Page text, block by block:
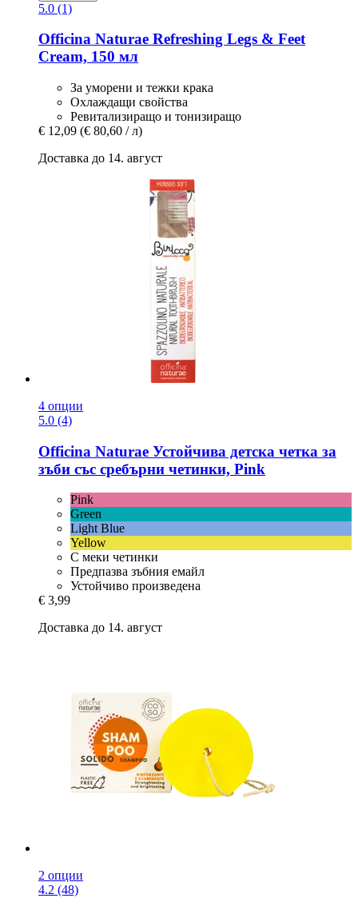
5.0 (1)
Officina Naturae Refreshing Legs & Feet
Cream, 150 мл
За уморени и тежки крака
Охлаждащи свойства
Ревитализиращо и тонизиращо
€ 12,09 (€ 80,60 / л)
Доставка до 14. август
4 опции
5.0 (4)
Officina Naturae Устойчива детска четка за
зъби със сребърни четинки, Pink
Pink
Green
Light Blue
Yellow
С меки четинки
Предпазва зъбния емайл
Устойчиво произведена
€ 3,99
Доставка до 14. август
2 опции
4.2 (48)